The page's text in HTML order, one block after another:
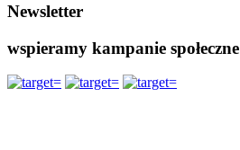
Newsletter
wspieramy kampanie społeczne